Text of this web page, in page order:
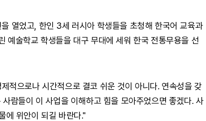
열었고, 한인 3세 러시아 학생들을 초청해 한국어 교육과
예술학교 학생들을 대구 무대에 세워 한국 전통무용을 선
적으로나 시간적으로 결코 쉬운 것이 아니다. 연속성을 갖
람들이 이 사업을 이해하고 힘을 모아주었으면 좋겠다. 사
에 위안이 되길 바란다."